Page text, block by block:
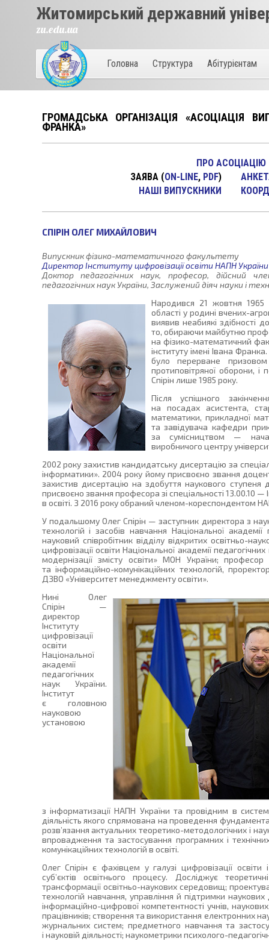
Житомирський державний
zu.edu.ua
Головна Структура Абітурієнтам
ГРОМАДСЬКА ОРГАНІЗАЦІЯ «АСОЦІАЦІЯ
ФРАНКА»
ПРО АСОЦІАЦІЮ
ЗАЯВА(ON-LINE, PDF)
НАШI ВИПУСКНИКИ
СПІРІН ОЛЕГ МИХАЙЛОВИЧ
Випускник фізико-математичного факультету
Директор Інституту цифровізації освіти НАПН України
Доктор педагогічних наук, професор, дійсний
педагогічних наук України, Заслужений діяч науки і
Народився 21 жовтня 1965
області у родині вчених-
виявив неабиякі здібності
то, обираючи майбутню
на фізико-математичний
інституту імені Івана
було перерване
протиповітряної оборони,
Спірін лише 1985 року.
Після успішного
на посадах асистента,
математики, прикладної
та завідувача кафедри
за сумісництвом —
виробничого центру
2002 року захистив кандидатську дисертацію за
інформатики». 2004 року йому присвоєно звання
захистив дисертацію на здобуття наукового ступеня
присвоєно звання професора зі спеціальності 13.00.10 —
в освіті. З 2016 року обраний членом-кореспондентом
У подальшому Олег Спірін — заступник директора з
технологій і засобів навчання Національної
науковий співробітник відділу відкритих освітньо-
цифровізації освіти Національної академії
модернізації змісту освіти» МОН України;
та інформаційно-комунікаційних технологій,
ДЗВО «Університет менеджменту освіти».
Нині Олег
Спірін —
директор
Інституту
цифровізації
освіти
Національної
академії
педагогічних
наук України.
Інститут
є головною
науковою
установою
з інформатизації НАПН України та провідним в
діяльність якого спрямована на проведення
розв’язання актуальних теоретико-методологічних і
впровадження та застосування програмних і
комунікаційних технологій в освіті.
Олег Спірін є фахівцем у галузі цифровізації
суб’єктів освітнього процесу. Досліджує
трансформації освітньо-наукових середовищ;
технологій навчання, управління й підтримки
інформаційно-цифрової компетентності учнів,
працівників; створення та використання електронних
журнальних систем; предметного навчання та
і науковій діяльності; наукометрики психолого-